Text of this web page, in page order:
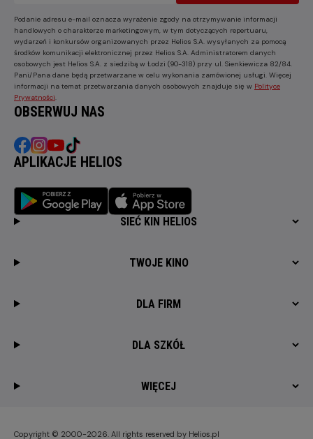
Podanie adresu e-mail oznacza wyrażenie zgody na otrzymywanie informacji
handlowych o charakterze marketingowym, w tym dotyczących repertuaru,
wydarzeń i konkursów organizowanych przez Helios S.A. wysyłanych za pomocą
środków komunikacji elektronicznej przez Helios S.A. Administratorem danych
osobowych jest Helios S.A. z siedzibą w Łodzi (90-318) przy ul. Sienkiewicza 82/84.
Pani/Pana dane będą przetwarzane w celu wykonania zamówionej usługi. Więcej
informacji na temat przetwarzania danych osobowych znajduje się w Polityce
Prywatności
OBSERWUJ NAS
APLIKACJE HELIOS
SIEĆ KIN HELIOS
TWOJE KINO
DLA FIRM
DLA SZKÓŁ
WIĘCEJ
Copyright © 2000-2026. All rights reserved by Helios.pl